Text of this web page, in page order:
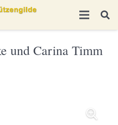
und Carina Timm